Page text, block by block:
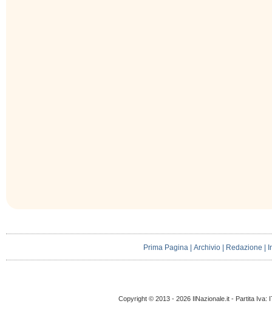
Prima Pagina |Archivio Redazione
Copyright © 2013 - 2026 IlNazionale.it - Partita Iva: